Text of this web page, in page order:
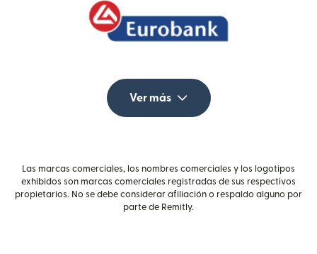
Ver más
Las marcas comerciales, los nombres comerciales y los logotipos
exhibidos son marcas comerciales registradas de sus respectivos
propietarios. No se debe considerar afiliación o respaldo alguno por
parte de Remitly.